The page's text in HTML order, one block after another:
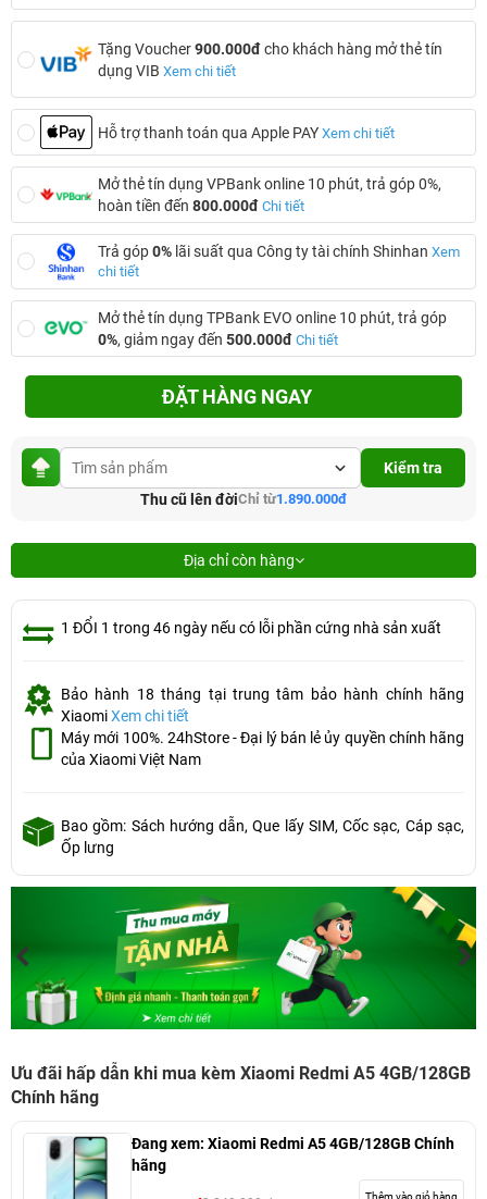
Tặng Voucher900.000đcho khách hàng mở thẻ tín
dụng VIB Xem chi tiết
Hỗ trợ thanh toán qua Apple PAY Xem chi tiết
Mở thẻ tín dụng VPBank online 10 phút, trả góp 0%,
hoàn tiền đến 800.000đ Chi tiết
Trả góp0% lãi suất qua Công ty tài chính Shinhan Xem
chi tiết
Mở thẻ tín dụng TPBank EVO online 10 phút, trả góp
0%, giảm ngay đến 500.000đ Chi tiết
ĐẶT HÀNG NGAY
Kiểm tra
Thu cũ lên đờiChỉ từ1.890.000đ
Địa chỉ còn hàng
1 ĐỔI 1 trong 46 ngày nếu có lỗi phần cứng nhà sản xuất
Bảo hành 18 tháng tại trung tâm bảo hành chính hãng
XiaomiXem chi tiết
Máy mới 100%. 24hStore - Đại lý bán lẻ ủy quyền chính hãng
của Xiaomi Việt Nam
Bao gồm: Sách hướng dẫn, Que lấy SIM, Cốc sạc, Cáp sạc,
Ốp lưng
Ưu đãi hấp dẫn khi mua kèm Xiaomi Redmi A5 4GB/128GB
Chính hãng
Đang xem: Xiaomi Redmi A5 4GB/128GB Chính
hãng
Thêm vào giỏ hàng